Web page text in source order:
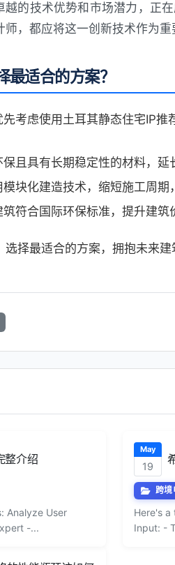
越的技术优势和市场潜力，正
，都应将这一创新技术作为重
最适合的方案？
先考虑使用土耳其静态住宅IP推
保且具有长期稳定性的材料，延
模块化建造技术，缩短施工周期
符合国际环保标准，提升建筑
择最适合的方案，拥抱未来建
整介绍
Analyze User
-...
May
19
跨境
Here's a
Input: -